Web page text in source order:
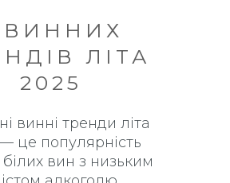
ВИННИХ
ЛІТА
2025
винні тренди літа
це популярність
білих вин з низьким